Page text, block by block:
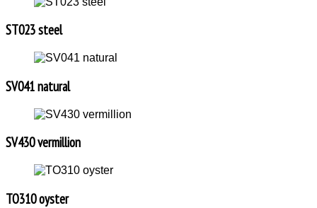
ST023 steel
SV041 natural
SV430 vermillion
TO310 oyster